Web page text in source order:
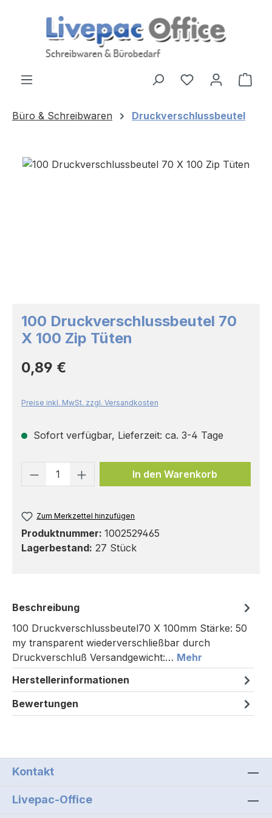
Zum Hauptinhalt springen
Büro & Schreibwaren Druckverschlussbeutel
Bildergalerie überspringen
100 Druckverschlussbeutel 70
X 100 Zip Tüten
Regulärer Preis:
0,89 €
Preise inkl. MwSt. zzgl. Versandkosten
Sofort verfügbar, Lieferzeit: ca. 3-4 Tage
Produkt Anzahl: Gib den
In den Warenkorb
Zum Merkzettel hinzufügen
Produktnummer: 1002529465
Lagerbestand: 27 Stück
Beschreibung
100 Druckverschlussbeutel70 X 100mm Stärke: 50
my transparent wiederverschließbar durch
Druckverschluß Versandgewicht:… Mehr
Herstellerinformationen
Bewertungen
Kontakt
Livepac-Office